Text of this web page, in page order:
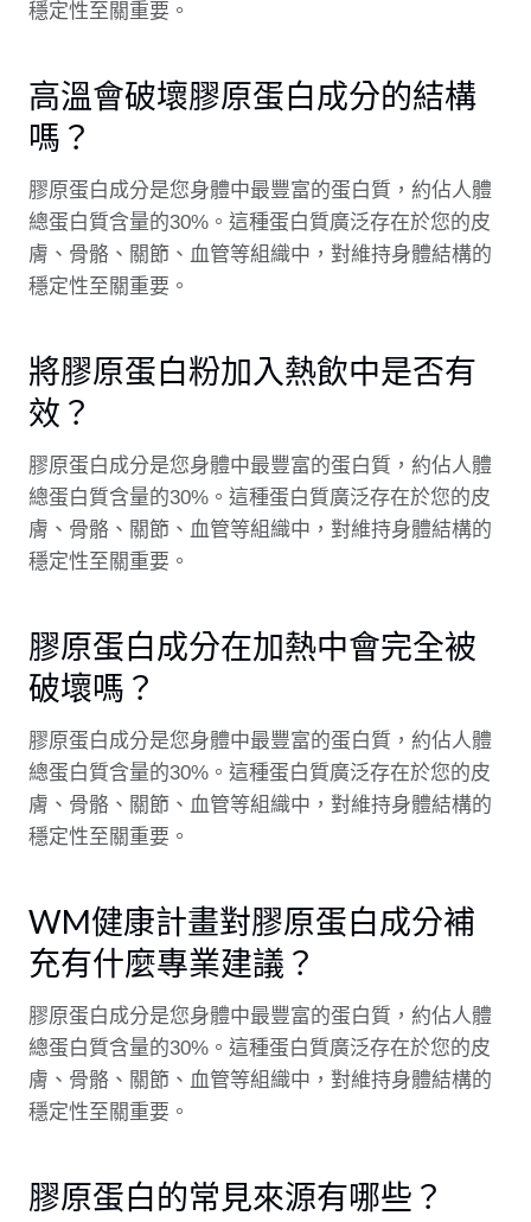
穩定性至關重要。
高溫會破壞膠原蛋白成分的結構
嗎？
膠原蛋白成分是您身體中最豐富的蛋白質，約佔人體
總蛋白質含量的30%。這種蛋白質廣泛存在於您的皮
膚、骨骼、關節、血管等組織中，對維持身體結構的
穩定性至關重要。
將膠原蛋白粉加入熱飲中是否有
效？
膠原蛋白成分是您身體中最豐富的蛋白質，約佔人體
總蛋白質含量的30%。這種蛋白質廣泛存在於您的皮
膚、骨骼、關節、血管等組織中，對維持身體結構的
穩定性至關重要。
膠原蛋白成分在加熱中會完全被
破壞嗎？
膠原蛋白成分是您身體中最豐富的蛋白質，約佔人體
總蛋白質含量的30%。這種蛋白質廣泛存在於您的皮
膚、骨骼、關節、血管等組織中，對維持身體結構的
穩定性至關重要。
WM健康計畫對膠原蛋白成分補
充有什麼專業建議？
膠原蛋白成分是您身體中最豐富的蛋白質，約佔人體
總蛋白質含量的30%。這種蛋白質廣泛存在於您的皮
膚、骨骼、關節、血管等組織中，對維持身體結構的
穩定性至關重要。
膠原蛋白的常見來源有哪些？